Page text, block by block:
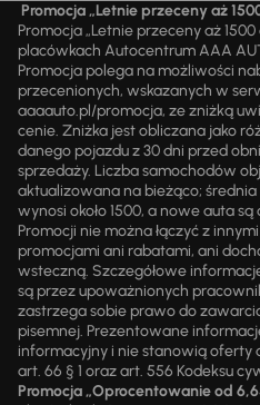
Promocja „Letnie przeceny aż
Promocja „Letnie przeceny aż
placówkach Autocentrum AAA
Promocja polega na możliwości
przecenionych, wskazanych w
aaaauto.pl/promocja, ze zniżką
cenie. Zniżka jest obliczana jako
danego pojazdu z 30 dni przed
sprzedaży. Liczba samochodów
aktualizowana na bieżąco;
wynosi około 1500, a nowe auta
Promocji nie można łączyć z
promocjami ani rabatami, ani
wsteczną. Szczegółowe
są przez upoważnionych
zastrzega sobie prawo do
pisemnej. Prezentowane
informacyjny i nie stanowią oferty
art. 66 § 1 oraz art. 556 Kodeksu
Promocja „Oprocentowanie od